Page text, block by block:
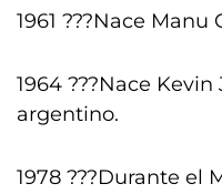
1961 ???Nace
1964 ???Nace
argentino.
1978 ???Durante el